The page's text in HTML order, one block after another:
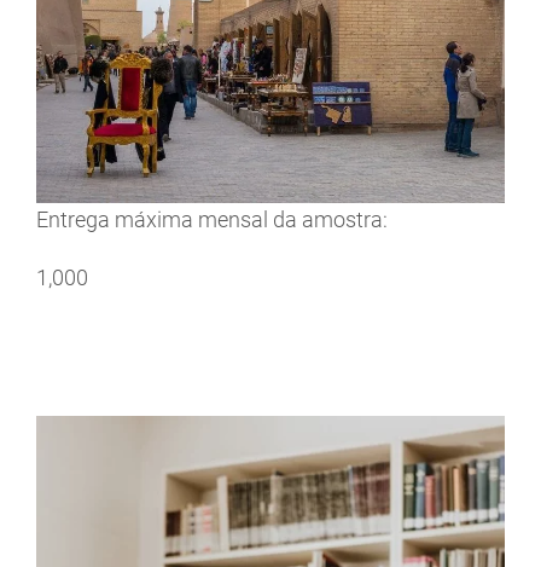
Entrega máxima mensal da amostra:
1,000